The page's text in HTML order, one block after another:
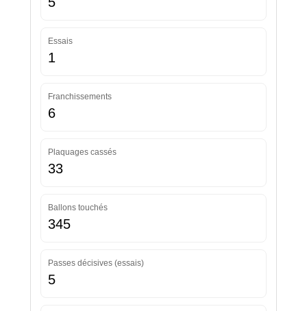
Essais
1
Franchissements
6
Plaquages cassés
33
Ballons touchés
345
Passes décisives (essais)
5